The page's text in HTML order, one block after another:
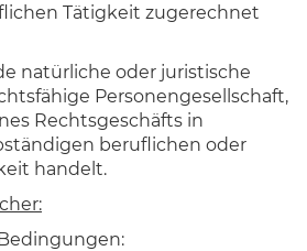
Tätigkeit zugerechnet
natürliche oder juristische
Personengesellschaft,
Rechtsgeschäfts in
beruflichen oder
handelt.